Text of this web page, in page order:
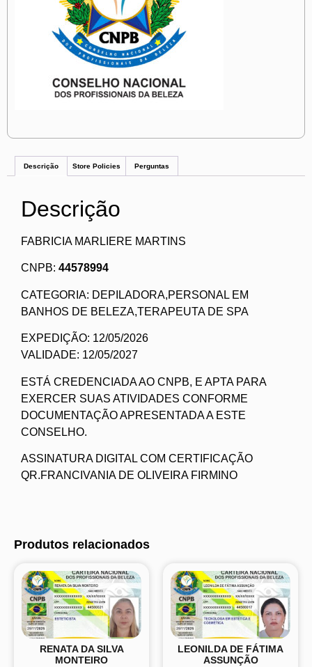
Descrição Store Policies Perguntas
Descrição
FABRICIA MARLIERE MARTINS
CNPB: 44578994
CATEGORIA: DEPILADORA,PERSONAL EM
BANHOS DE BELEZA,TERAPEUTA DE SPA
EXPEDIÇÃO: 12/05/2026
VALIDADE: 12/05/2027
ESTÁ CREDENCIADA AO CNPB, E APTA PARA
EXERCER SUAS ATIVIDADES CONFORME
DOCUMENTAÇÃO APRESENTADA A ESTE
CONSELHO.
ASSINATURA DIGITAL COM CERTIFICAÇÃO
QR.FRANCIVANIA DE OLIVEIRA FIRMINO
Produtos relacionados
RENATA DA SILVA
MONTEIRO
LEONILDA DE FÁTIMA
ASSUNÇÃO